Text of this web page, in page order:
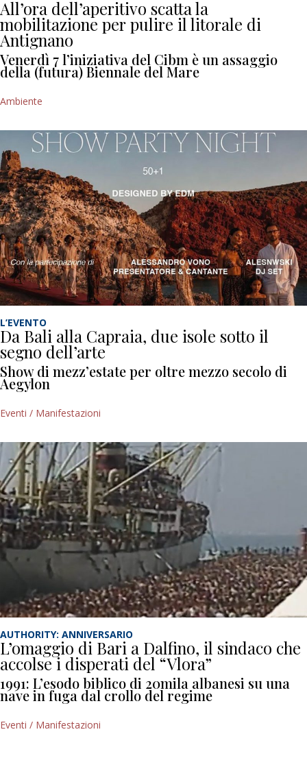
All’ora dell’aperitivo scatta la
mobilitazione per pulire il litorale di
Antignano
Venerdì 7 l’iniziativa del Cibm è un assaggio
della (futura) Biennale del Mare
Ambiente
L’EVENTO
Da Bali alla Capraia, due isole sotto il
segno dell’arte
Show di mezz’estate per oltre mezzo secolo di
Aegylon
Eventi / Manifestazioni
AUTHORITY: ANNIVERSARIO
L’omaggio di Bari a Dalfino, il sindaco che
accolse i disperati del “Vlora”
1991: L’esodo biblico di 20mila albanesi su una
nave in fuga dal crollo del regime
Eventi / Manifestazioni